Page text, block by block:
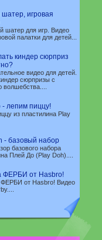
шатер, игровая
шатер для игр. Видео
палатки для детей...
киндер сюрприз
видео для детей.
сюрпризы с
- лепим пиццу!
из пластилина Play
- базовый набор
базового набора
Плей До (Play Doh)....
ФЕРБИ от Hasbro!
от Hasbro! Видео